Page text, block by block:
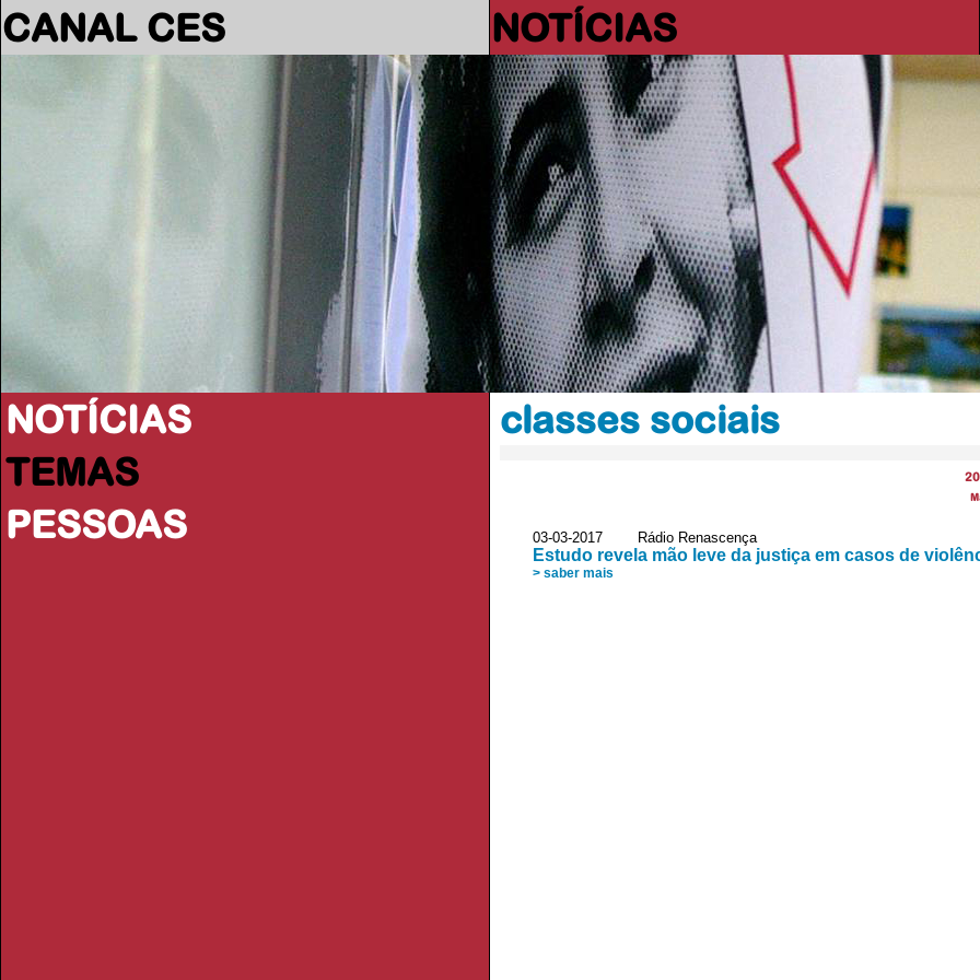
CANAL CES NOTÍCIAS
NOTÍCIAS
TEMAS
PESSOAS
classes sociais
03-03-2017 Rádio Renascença
Estudo revela mão leve da justiça em casos de
> saber mais